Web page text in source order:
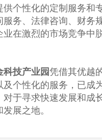
个性化的定制服务和
务、法律咨询、财务
在激烈的市场竞争中
科技产业园凭借其优越
个性化的服务，已成
于寻求快速发展和成
展之地。